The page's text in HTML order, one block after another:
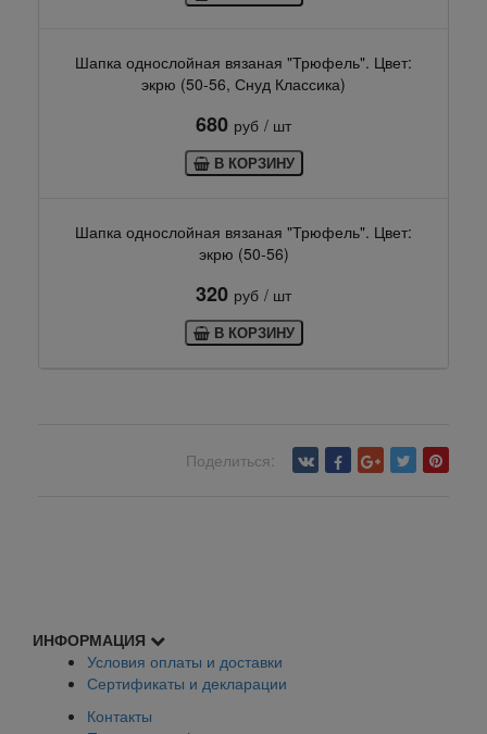
Шапка однослойная вязаная "Трюфель". Цвет:
экрю (50-56, Снуд Классика)
680 руб / шт
В КОРЗИНУ
Шапка однослойная вязаная "Трюфель". Цвет:
экрю (50-56)
320 руб / шт
В КОРЗИНУ
Поделиться:
ИНФОРМАЦИЯ
Условия оплаты и доставки
Сертификаты и декларации
Контакты